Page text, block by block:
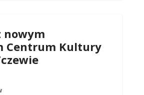
nowym
Centrum Kultury